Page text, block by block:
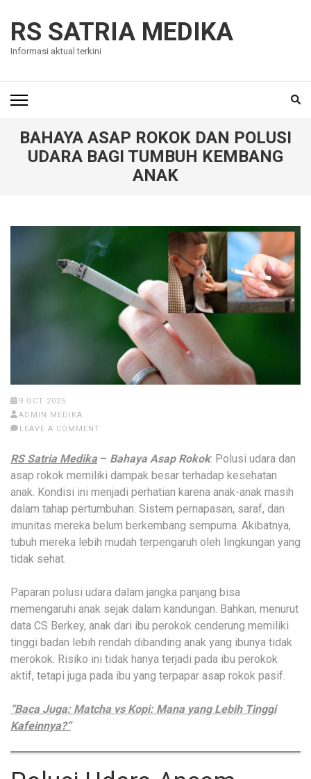
content
(Press
RS SATRIA MEDIKA
Informasi aktual terkini
BAHAYA ASAP ROKOK DAN POLUSI
UDARA BAGI TUMBUH KEMBANG
ANAK
9 OCT 2025
ADMIN MEDIKA
LEAVE A COMMENT
RS Satria Medika – Bahaya Asap Rokok: Polusi udara dan
asap rokok memiliki dampak besar terhadap kesehatan
anak. Kondisi ini menjadi perhatian karena anak-anak masih
dalam tahap pertumbuhan. Sistem pernapasan, saraf, dan
imunitas mereka belum berkembang sempurna. Akibatnya,
tubuh mereka lebih mudah terpengaruh oleh lingkungan yang
tidak sehat.
Paparan polusi udara dalam jangka panjang bisa
memengaruhi anak sejak dalam kandungan. Bahkan, menurut
data CS Berkey, anak dari ibu perokok cenderung memiliki
tinggi badan lebih rendah dibanding anak yang ibunya tidak
merokok. Risiko ini tidak hanya terjadi pada ibu perokok
aktif, tetapi juga pada ibu yang terpapar asap rokok pasif.
“Baca Juga: Matcha vs Kopi: Mana yang Lebih Tinggi
Kafeinnya?“